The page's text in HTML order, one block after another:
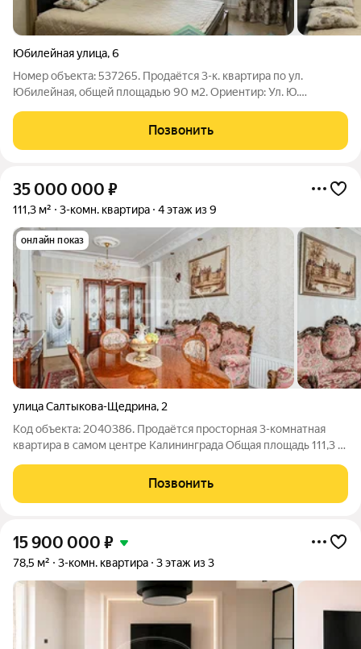
Юбилейная улица,6
Номер объекта: 537265. Продаётся 3-к. квартира по ул.
Юбилейная, общей площадью 90 м2. Ориентир: Ул. Ю.
Литовский вал. Рядом магазины «Спар» и «Виктория», школа, в
пешей доступности детские
Позвонить
35 000 000 ₽
111,3 м² 3-комн. квартира 4 этаж из 9
онлайн показ
улица Салтыкова-Щедрина, 2
Код объекта: 2040386. Продаётся просторная 3-комнатная
квартира в самом центре Калининграда Общая площадь 111,3 м,
комнаты изолированы, - просторная кухня и широкий коридор -
отдельная
Позвонить
15 900 000 ₽
78,5 м² 3-комн. квартира 3 этаж из 3